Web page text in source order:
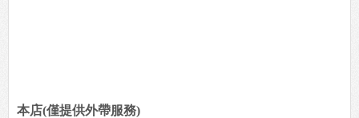
本店(僅提供外帶服務)